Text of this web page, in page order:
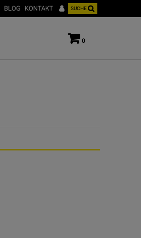
BLOG KONTAKT SUCHE
0